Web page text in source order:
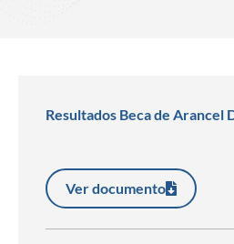
Resultados Beca de Arancel
Ver documento